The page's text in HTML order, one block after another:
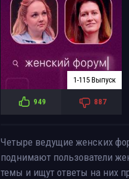
1-115 Выпуск
949 887
Четыре ведущие женских
поднимают пользователи
темы и ищут ответы на них